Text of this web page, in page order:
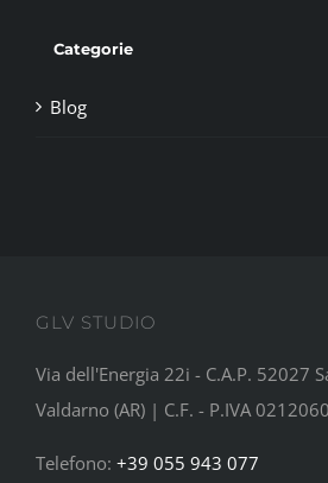
Categorie
Blog
GLV STUDIO
Via dell'Energia 22i - C.A.P. 52027
Valdarno (AR) | C.F. - P.IVA
Telefono: +39 055 943 077